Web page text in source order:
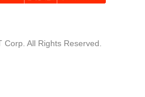
All Rights Reserved.